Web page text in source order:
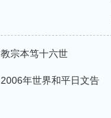
教宗本笃十六世
2006年世界和平日文告